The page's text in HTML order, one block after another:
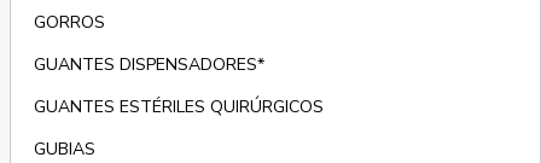
GORROS
GUANTES DISPENSADORES*
GUANTES ESTÉRILES QUIRÚRGICOS
GUBIAS